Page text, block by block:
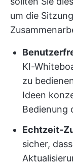
um die
KI-
zu
Ideen
Bedienung
Echtzeit-
sicher,